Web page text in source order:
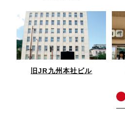
旧JR九州本社ビル